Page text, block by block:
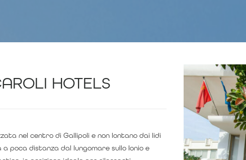
HOTELS
nel centro di Gallipoli e non lontano dai lidi
poca distanza dal lungomare sullo Ionio e